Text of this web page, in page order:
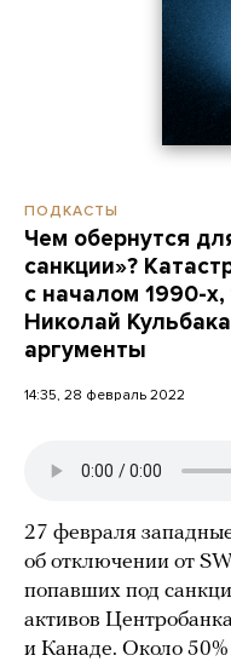
ПОДКАСТЫ
Чем обернутся
санкции»?
с началом 1990-
Николай
аргументы
14:35, 28 февраль 2022
27 февраля
об отключении от
попавших под
активов
и Канаде. Около